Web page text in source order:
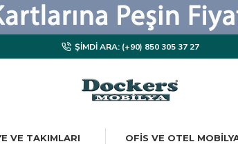
ŞIMDI ARA: (+90) 850 305 37 27
VE TAKIMLARI OFIS VE OTEL